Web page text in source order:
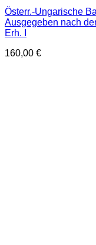
Österr.-Ungarische
Ausgegeben nach
Erh. I
160,00 €